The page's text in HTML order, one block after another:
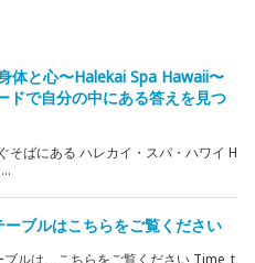
体と心〜Halekai Spa Hawaii〜
ドで自分の中にある答えを見つ
そばにある ハレカイ・スパ・ハワイ H
ブルはこちらをご覧ください
ブルは、こちらをご覧ください Time_t